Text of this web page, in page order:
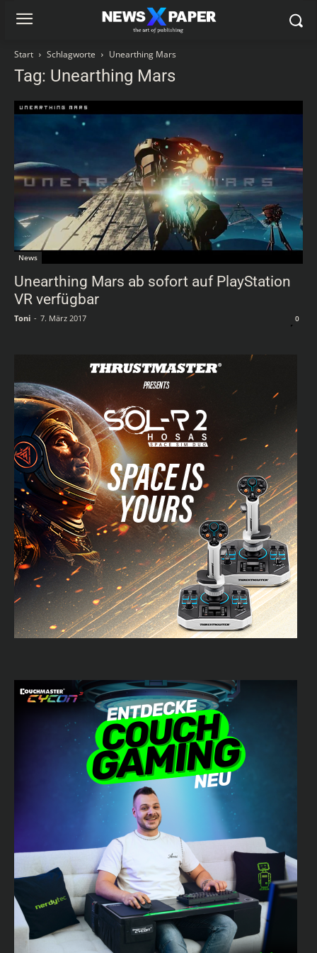
Start Schlagworte Unearthing Mars
Tag: Unearthing Mars
News
Unearthing Mars ab sofort auf PlayStation
VR verfügbar
Toni - 7. März 2017 0